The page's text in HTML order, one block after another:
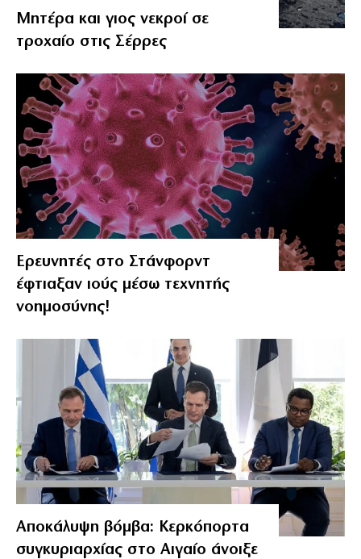
Μητέρα και γιος νεκροί σε
τροχαίο στις Σέρρες
Ερευνητές στο Στάνφορντ
έφτιαξαν ιούς μέσω τεχνητής
νοημοσύνης!
Αποκάλυψη βόμβα: Κερκόπορτα
συγκυριαρχίας στο Αιγαίο άνοιξε